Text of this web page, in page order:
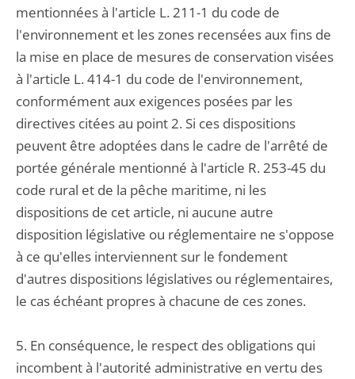
mentionnées à l'article L. 211-1 du code de
l'environnement et les zones recensées aux fins de
la mise en place de mesures de conservation visées
à l'article L. 414-1 du code de l'environnement,
conformément aux exigences posées par les
directives citées au point 2. Si ces dispositions
peuvent être adoptées dans le cadre de l'arrêté de
portée générale mentionné à l'article R. 253-45 du
code rural et de la pêche maritime, ni les
dispositions de cet article, ni aucune autre
disposition législative ou réglementaire ne s'oppose
à ce qu'elles interviennent sur le fondement
d'autres dispositions législatives ou réglementaires,
le cas échéant propres à chacune de ces zones.
5. En conséquence, le respect des obligations qui
incombent à l'autorité administrative en vertu des